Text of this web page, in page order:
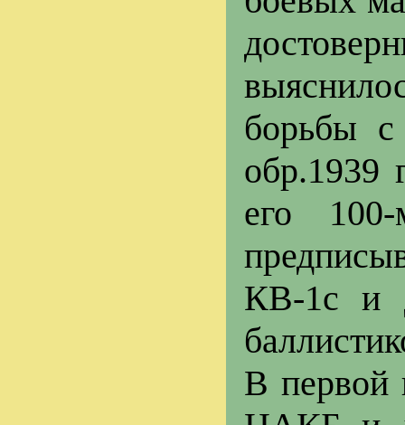
борьбы
обр.1939
его
КВ-1с и
В первой